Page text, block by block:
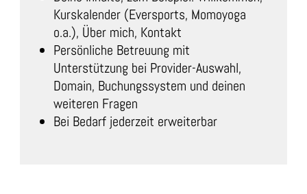
Kurskalender (Eversports, Momoyoga
o.a.), Über mich, Kontakt
Persönliche Betreuung mit
Unterstützung bei Provider-Auswahl,
Domain, Buchungssystem und deinen
weiteren Fragen
Bei Bedarf jederzeit erweiterbar